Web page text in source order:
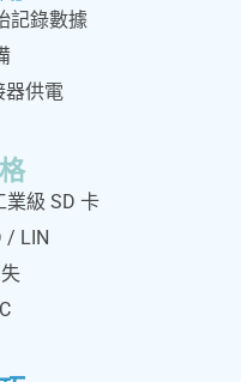
記錄數據
器供電
業級 SD 卡
/ LIN